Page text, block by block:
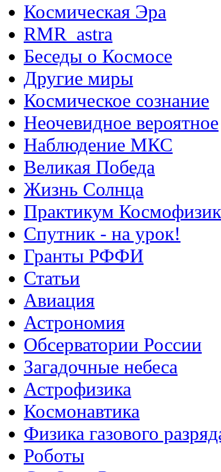
Космическая Эра
RMR_astra
Беседы о Космосе
Другие миры
Космическое сознание
Неочевидное вероятное
Наблюдение МКС
Великая Победа
Жизнь Солнца
Практикум
Спутник - на урок!
Гранты РФФИ
Статьи
Авиация
Астрономия
Обсерватории России
Загадочные небеса
Астрофизика
Космонавтика
Физика газового
Роботы